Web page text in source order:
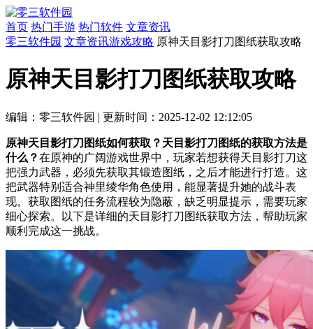
首页 热门手游 热门软件 文章资讯
零三软件园 文章资讯游戏攻略 原神天目影打刀图纸获取攻略
原神天目影打刀图纸获取攻略
编辑：零三软件园 | 更新时间：2025-12-02 12:12:05
原神天目影打刀图纸如何获取？天目影打刀图纸的获取方法是
什么？在原神的广阔游戏世界中，玩家若想获得天目影打刀这
把强力武器，必须先获取其锻造图纸，之后才能进行打造。这
把武器特别适合神里绫华角色使用，能显著提升她的战斗表
现。获取图纸的任务流程较为隐蔽，缺乏明显提示，需要玩家
细心探索。以下是详细的天目影打刀图纸获取方法，帮助玩家
顺利完成这一挑战。